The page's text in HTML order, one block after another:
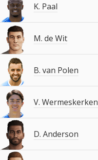
K. Paal
M. de Wit
B. van Polen
V. Wermeskerken
D. Anderson